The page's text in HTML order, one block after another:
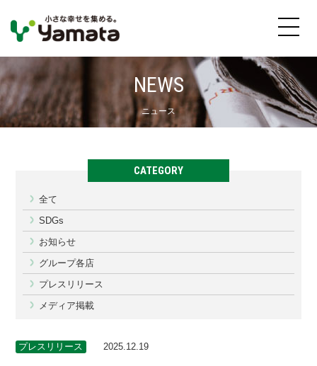
NEWS
ニュース
プレスリリース 2025.12.19
CATEGORY
全て
SDGs
お知らせ
グループ各店
プレスリリース
メディア掲載